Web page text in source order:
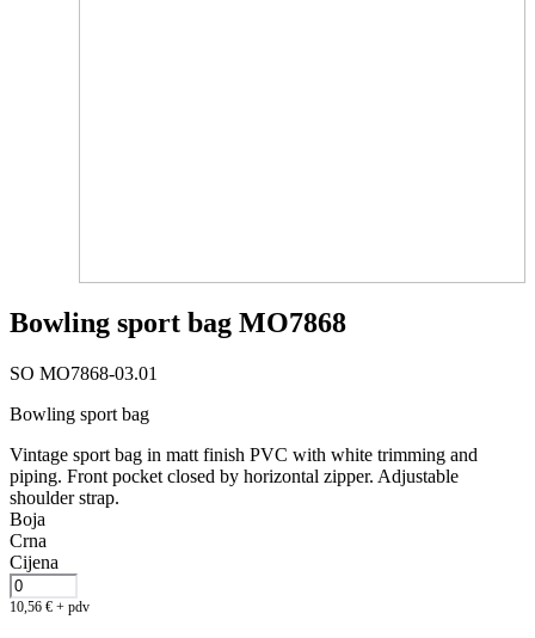
Bowling sport bag MO7868
SO MO7868-03.01
Bowling sport bag
Vintage sport bag in matt finish PVC with white trimming and
piping. Front pocket closed by horizontal zipper. Adjustable
shoulder strap.
Boja
Crna
Cijena
10,56 € + pdv